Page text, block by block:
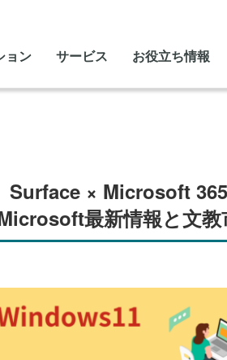
ョン サービス お役立ち情報
Surface × Microsoft
最新情報と文教